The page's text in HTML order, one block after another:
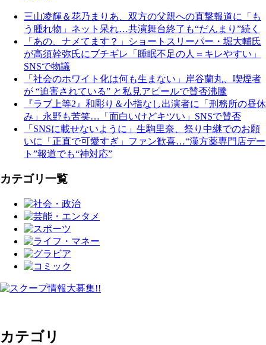
三山凌輝＆花乃まりあ、双方の父親への直撃報道に「も
う腫れ物」ネット呆れ…共演舞台終了も“だんまり”続く
「あの、ナメてます？」ショートスリーパー・堀大輔氏
が高須幹弥氏にブチギレ「睡眠不足の人＝キレやすい」
SNSで物議
「社会のホワイト化は何も生まない」岸谷蘭丸、喫煙者
が “迫害されている” と私見アピールで賛否沸騰
『ラブ上等2』和彫り＆小指なし出演者に「刑務所の昼休
み」永野も苦笑…「面白いけどキツい」SNSで賛否
「SNSに載せないように」生駒里奈、祭り中継でのお願
いに「正直で可愛すぎ」ファン歓喜…“漢方薬専門店デー
ト”報道でも“神対応”
カテゴリ一覧
カテゴリ